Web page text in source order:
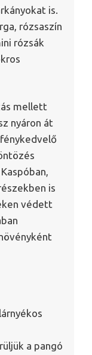
is.
rózsaszín
rózsák
mellett
nyáron át
is
védett
a pangó